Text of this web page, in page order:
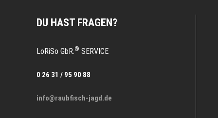
DU HAST FRAGEN?
LoRiSo GbR.® SERVICE
0 26 31 / 95 90 88
info@raubfisch-jagd.de